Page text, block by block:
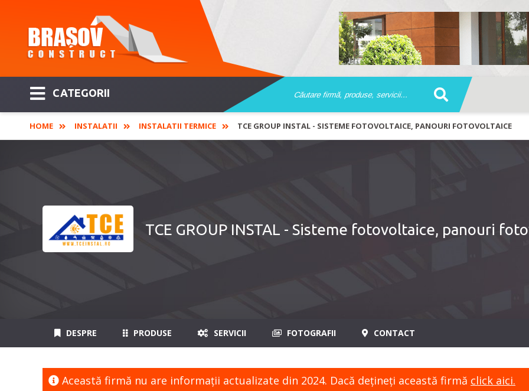
CATEGORII
HOME INSTALATII INSTALATII TERMICE TCE GROUP INSTAL - SISTEME FOTOVOLTAICE, PANOURI FOTOVOLTAICE
TCE GROUP INSTAL - Sisteme fotovoltaice, panouri
DESPRE PRODUSE SERVICII FOTOGRAFII CONTACT
Această firmă nu are informaţii actualizate din 2024. Dacă dețineți această firmă click aici.